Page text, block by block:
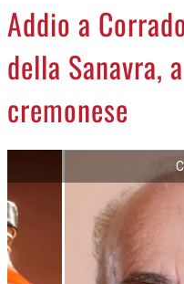
Addio a
della Sanavra,
cremonese